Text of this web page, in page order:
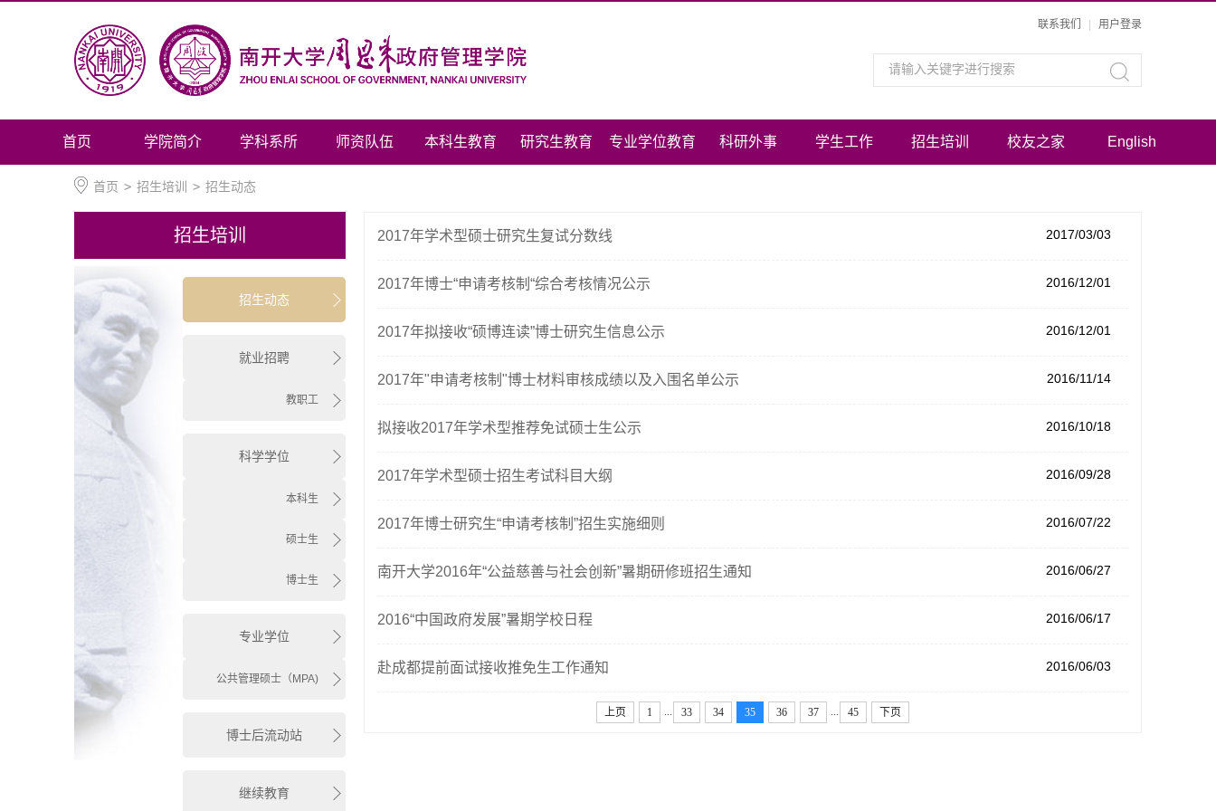
联系我们 用户登录
首页 学院简介 学科系所 师资队伍 本科生教育 研究生教育 专业学位教育 科研外事 学生工作 招生培训 校友之家 English
首页 > 招生培训 > 招生动态
招生培训
招生动态
就业招聘
教职工
科学学位
本科生
硕士生
博士生
专业学位
公共管理硕士（MPA)
博士后流动站
继续教育
2017年学术型硕士研究生复试分数线 2017/03/03
2017年博士“申请考核制“综合考核情况公示 2016/12/01
2017年拟接收“硕博连读”博士研究生信息公示 2016/12/01
2017年"申请考核制"博士材料审核成绩以及入围名单公示 2016/11/14
拟接收2017年学术型推荐免试硕士生公示 2016/10/18
2017年学术型硕士招生考试科目大纲 2016/09/28
2017年博士研究生“申请考核制”招生实施细则 2016/07/22
南开大学2016年“公益慈善与社会创新”暑期研修班招生通知 2016/06/27
2016“中国政府发展”暑期学校日程 2016/06/17
赴成都提前面试接收推免生工作通知 2016/06/03
上页 1 33 34 35 36 37 45 下页